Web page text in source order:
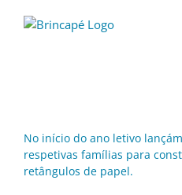
No início do ano letivo
respetivas famílias para
retângulos de papel.